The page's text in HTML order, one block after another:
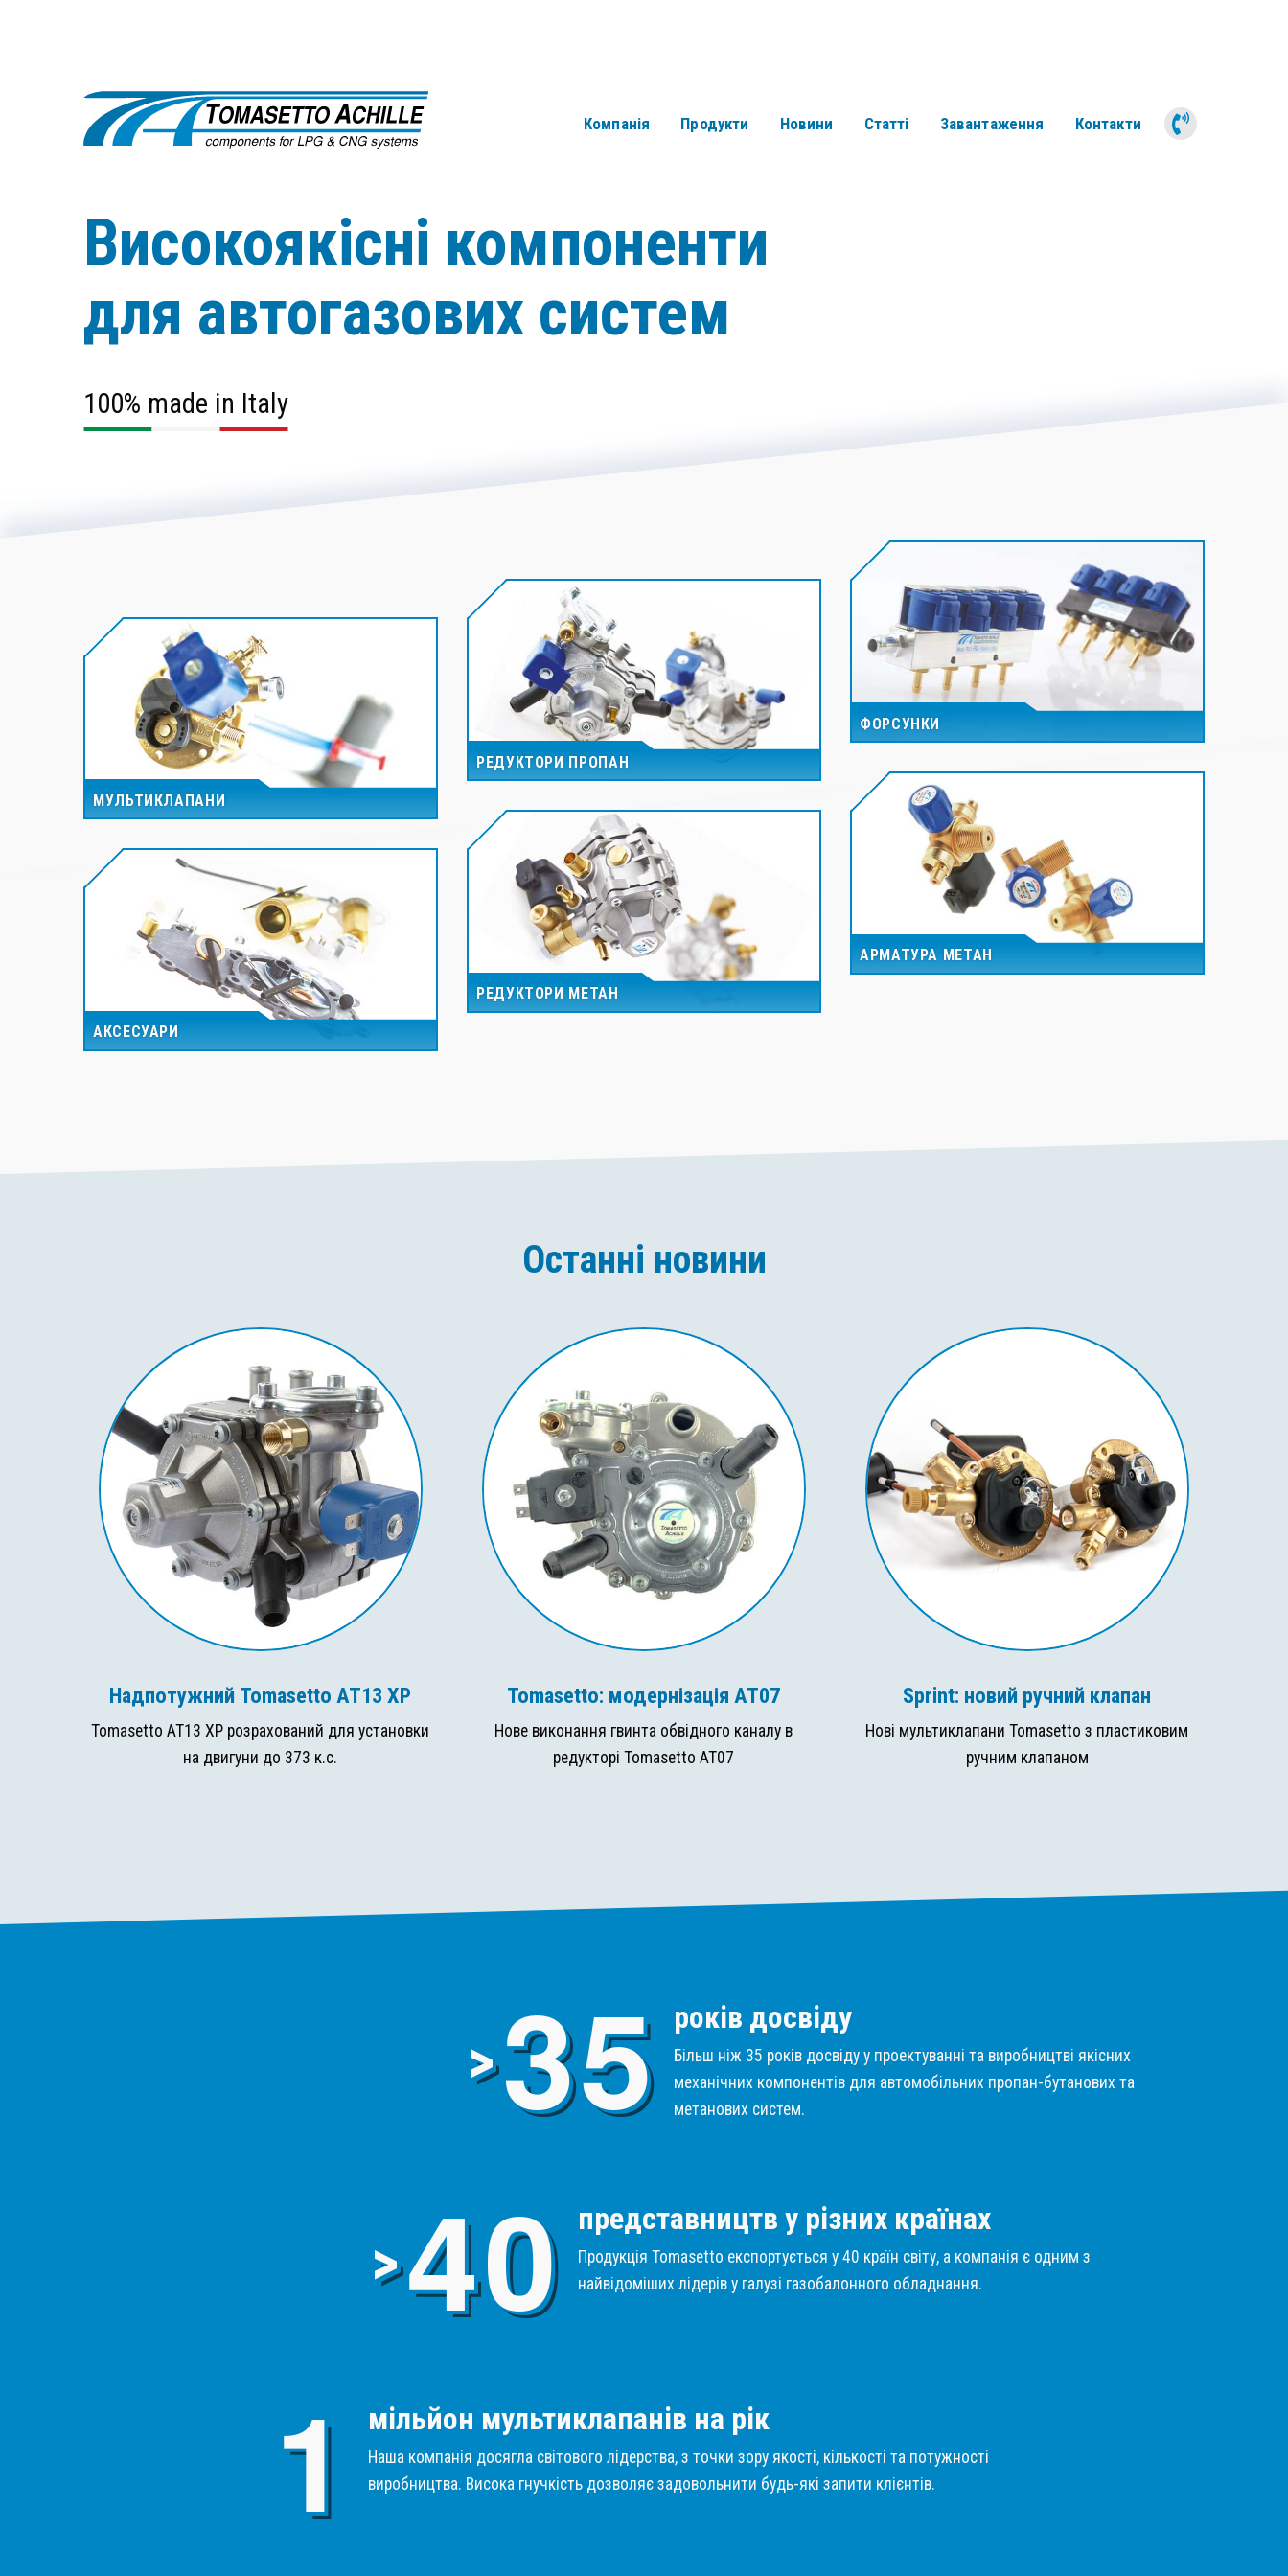
Компанія Продукти Новини Статті Завантаження Контакти
Високоякісні компоненти
для автогазових систем
100% made in Italy
МУЛЬТИКЛАПАНИ
РЕДУКТОРИ ПРОПАН
ФОРСУНКИ
АКСЕСУАРИ
РЕДУКТОРИ МЕТАН
АРМАТУРА МЕТАН
Останні новини
Надпотужний Tomasetto AT13 XP
Tomasetto AT13 XP розрахований для установки
на двигуни до 373 к.с.
Tomasetto: модернізація AT07
Нове виконання гвинта обвідного каналу в
редукторі Tomasetto AT07
Sprint: новий ручний клапан
Нові мультиклапани Tomasetto з пластиковим
ручним клапаном
>3
5
років досвіду
Більш ніж 35 років досвіду у проектуванні та виробництві якісних
механічних компонентів для автомобільних пропан-бутанових та
метанових систем.
>4
0
представництв у різних країнах
Продукція Tomasetto експортується у 40 країн світу, а компанія є одним з
найвідоміших лідерів у галузі газобалонного обладнання.
1
мільйон мультиклапанів на рік
Наша компанія досягла світового лідерства, з точки зору якості, кількості та потужності
виробництва. Висока гнучкість дозволяє задовольнити будь-які запити клієнтів.